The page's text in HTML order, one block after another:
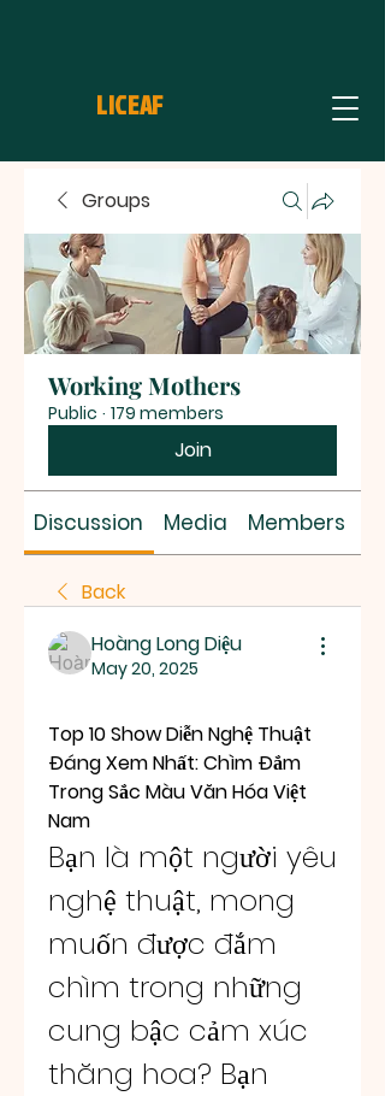
LICEAF
Groups
Working Mothers
Public · 179 members
Join
Discussion Media Members
Back
Hoàng Long Diệu
May 20, 2025
Top 10 Show Diễn Nghệ Thuật
Đáng Xem Nhất: Chìm Đắm
Trong Sắc Màu Văn Hóa Việt
Nam
Bạn là một người yêu
nghệ thuật, mong
muốn được đắm
chìm trong những
cung bậc cảm xúc
thăng hoa? Bạn